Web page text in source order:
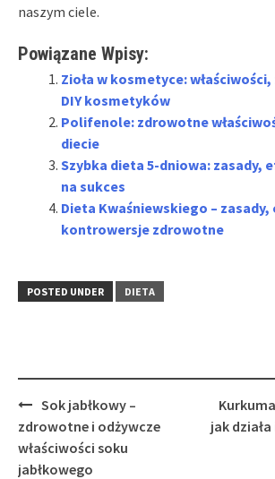
naszym ciele.
Powiązane Wpisy:
Zioła w kosmetyce:
DIY kosmetyków
Polifenole: zdrowotne
diecie
Szybka dieta 5-dniowa: zasady,
na sukces
Dieta Kwaśniewskiego –
kontrowersje zdrowotne
POSTED UNDER DIETA
Post
navigation
Sok jabłkowy –
zdrowotne i odżywcze
właściwości soku
jabłkowego
jak